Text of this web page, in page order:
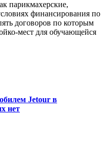
парикмахерские,
финансирования по
договоров по которым
мест для обучающейся
Jetour в
нет